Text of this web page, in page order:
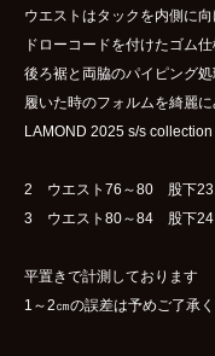
ウエストはタックを内側に
ドローコードを付けたゴム仕
後ろ裾と両脇のパイピング
履いた時のフォルムを綺麗に
LAMOND 2025 s/s collection
2 ウエスト76～80 股下
3 ウエスト80～84 股下24
平置きで計測しております
1～2㎝の誤差は予めご了承く